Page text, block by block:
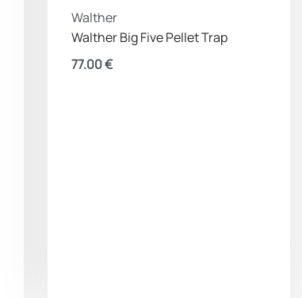
Walther
Walther Big Five Pellet Trap
77.00€